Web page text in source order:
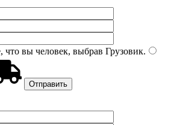
что вы человек, выбрав Грузовик.